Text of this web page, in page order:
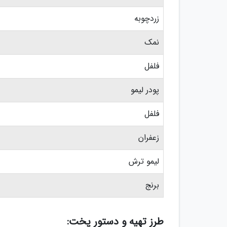
زردچوبه
نمک
فلفل
پودر لیمو
فلفل
زعفران
لیمو ترش
برنج
طرز تهیه و دستور پخت: